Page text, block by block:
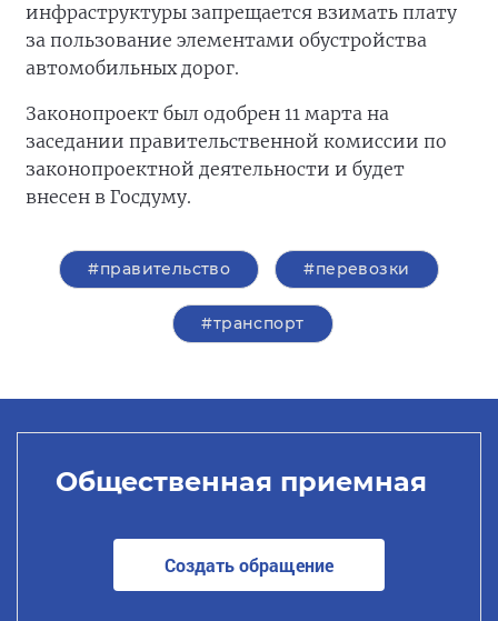
инфраструктуры запрещается взимать плату
за пользование элементами обустройства
автомобильных дорог.
Законопроект был одобрен 11 марта на
заседании правительственной комиссии по
законопроектной деятельности и будет
внесен в Госдуму.
#правительство #перевозки
#транспорт
Общественная приемная
Создать обращение